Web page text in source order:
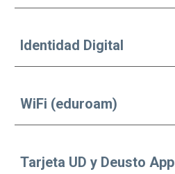
Identidad Digital
WiFi (eduroam)
Tarjeta UD y Deusto App